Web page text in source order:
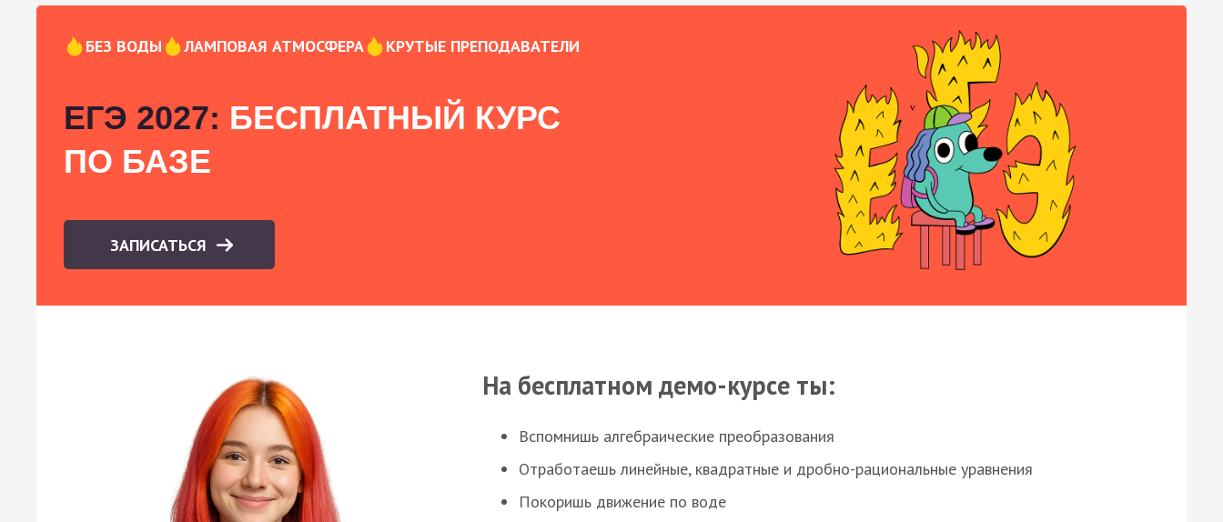
БЕЗ ВОДЫ ЛАМПОВАЯ АТМОСФЕРА КРУТЫЕ ПРЕПОДАВАТЕЛИ
ЕГЭ 2027: БЕСПЛАТНЫЙ КУРС
ПО БАЗЕ
ЗАПИСАТЬСЯ
На бесплатном демо-курсе ты:
Вспомнишь алгебраические преобразования
Отработаешь линейные, квадратные и дробно-рациональные уравнения
Покоришь движение по воде